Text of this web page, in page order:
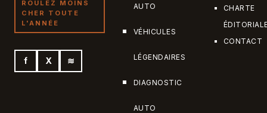
ROULEZ MOINS
CHER TOUTE
L'ANNÉE
f X ≋
AUTO
VÉHICULES
LÉGENDAIRES
DIAGNOSTIC
AUTO
CHARTE
CONTACT